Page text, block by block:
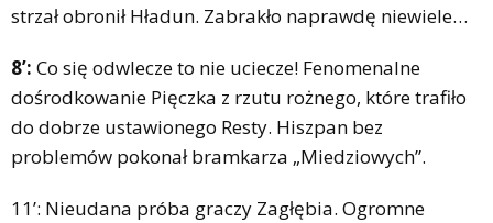
strzał obronił Hładun. Zabrakło naprawdę niewiele…
8’: Co się odwlecze to nie uciecze! Fenomenalne
dośrodkowanie Pięczka z rzutu rożnego, które trafiło
do dobrze ustawionego Resty. Hiszpan bez
problemów pokonał bramkarza „Miedziowych”.
11’: Nieudana próba graczy Zagłębia. Ogromne